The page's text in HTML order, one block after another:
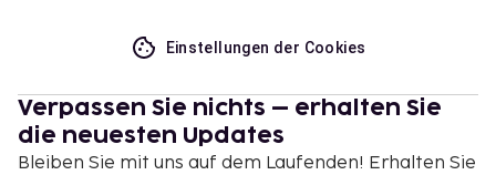
Einstellungen der Cookies
Verpassen Sie nichts – erhalten Sie
die neuesten Updates
Bleiben Sie mit uns auf dem Laufenden! Erhalten Sie